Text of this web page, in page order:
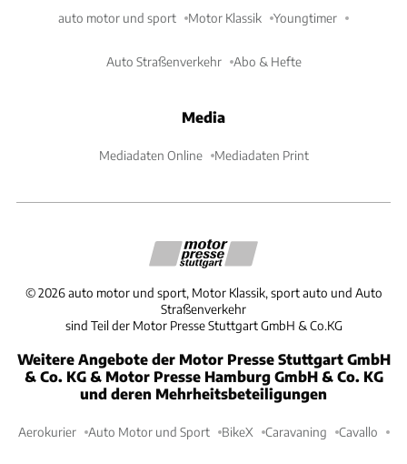
auto motor und sport Motor Klassik Youngtimer
Auto Straßenverkehr Abo & Hefte
Media
Mediadaten Online Mediadaten Print
©2026 auto motor und sport, Motor Klassik, sport auto und Auto
Straßenverkehr
sind Teil der Motor Presse Stuttgart GmbH & Co.KG
Weitere Angebote der Motor Presse Stuttgart GmbH
& Co. KG & Motor Presse Hamburg GmbH & Co. KG
und deren Mehrheitsbeteiligungen
Aerokurier Auto Motor und Sport BikeX Caravaning Cavallo